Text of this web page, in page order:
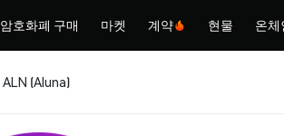
암호화폐 구매 마켓 계약 현물 온체
ALN (Aluna)